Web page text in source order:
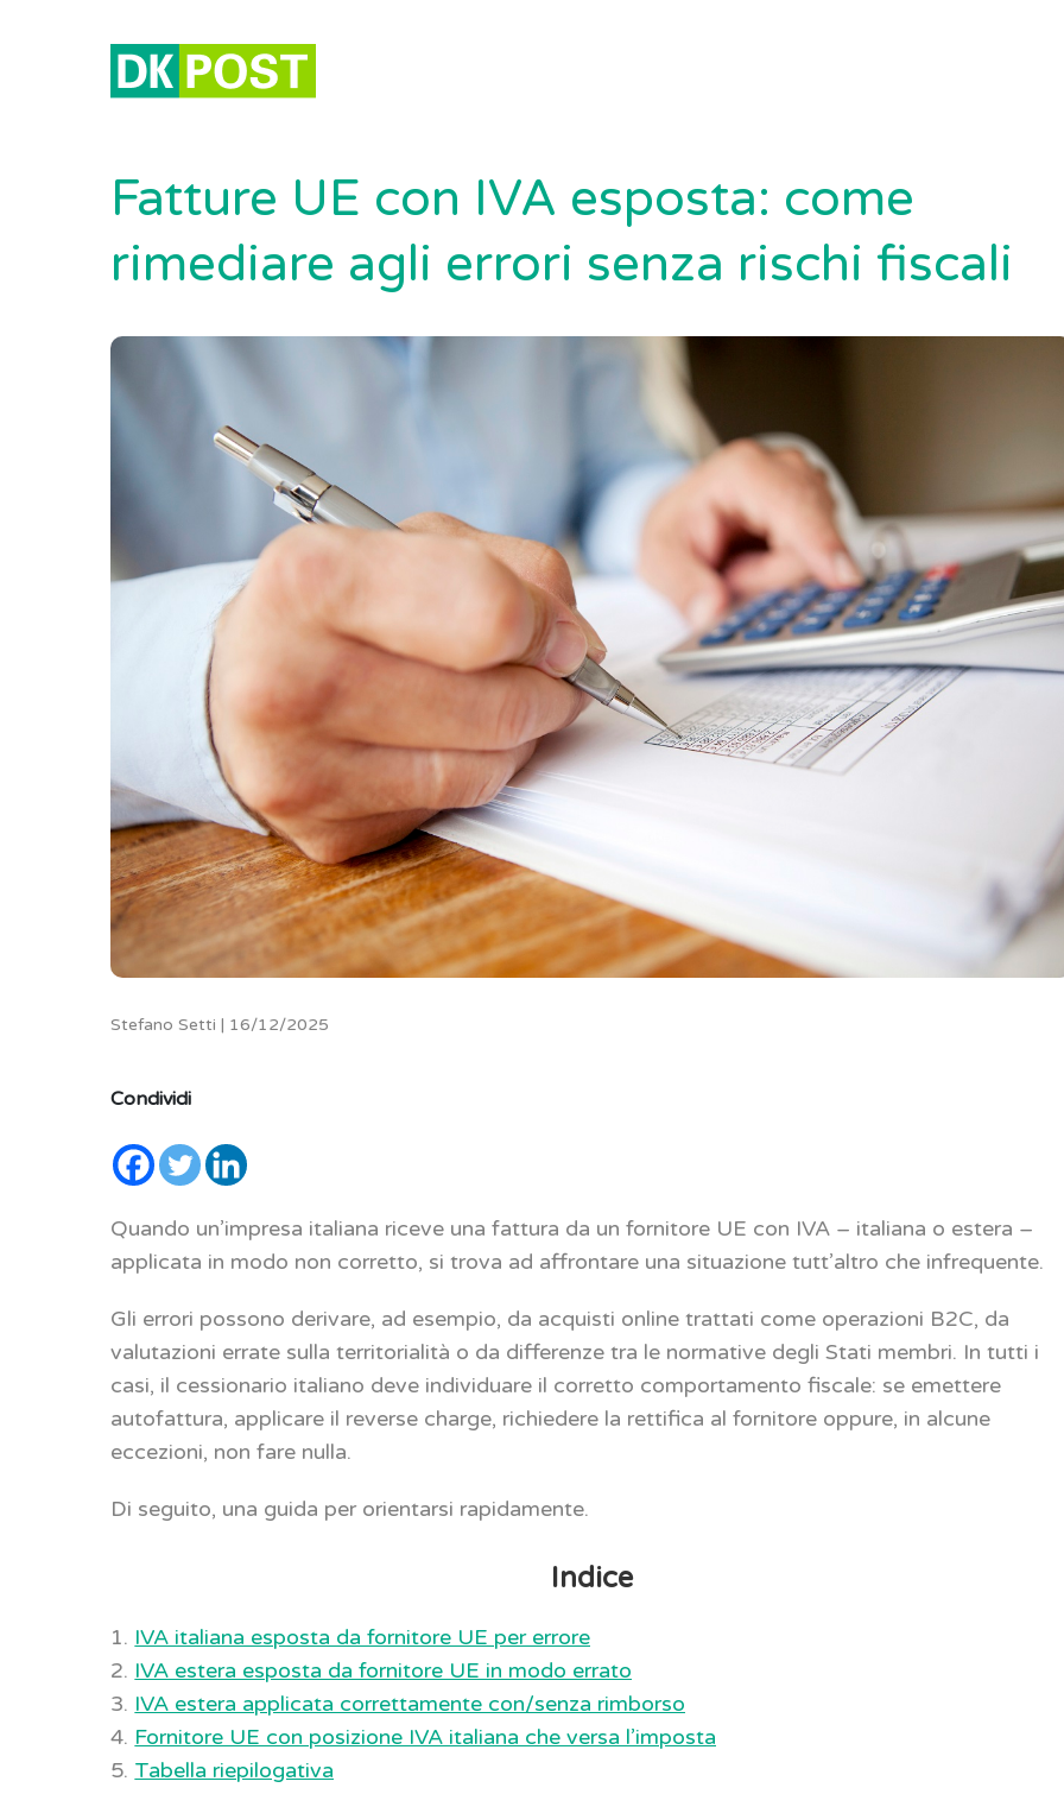
Fatture UE con IVA esposta: come
rimediare agli errori senza rischi fiscali
Stefano Setti | 16/12/2025
Condividi
Quando un’impresa italiana riceve una fattura da un fornitore UE con IVA – italiana o estera –
applicata in modo non corretto, si trova ad affrontare una situazione tutt’altro che infrequente.
Gli errori possono derivare, ad esempio, da acquisti online trattati come operazioni B2C, da
valutazioni errate sulla territorialità o da differenze tra le normative degli Stati membri. In tutti i
casi, il cessionario italiano deve individuare il corretto comportamento fiscale: se emettere
autofattura, applicare il reverse charge, richiedere la rettifica al fornitore oppure, in alcune
eccezioni, non fare nulla.
Di seguito, una guida per orientarsi rapidamente.
Indice
1. IVA italiana esposta da fornitore UE per errore
2. IVA estera esposta da fornitore UE in modo errato
3. IVA estera applicata correttamente con/senza rimborso
4. Fornitore UE con posizione IVA italiana che versa l’imposta
5. Tabella riepilogativa